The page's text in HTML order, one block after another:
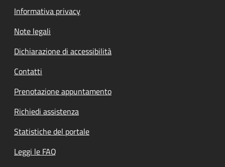
Informativa privacy
Note legali
Dichiarazione di accessibilità
Contatti
Prenotazione appuntamento
Richiedi assistenza
Statistiche del portale
Leggi le FAQ